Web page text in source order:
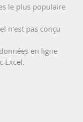
le plus populaire
n'est pas conçu
en ligne
Excel.